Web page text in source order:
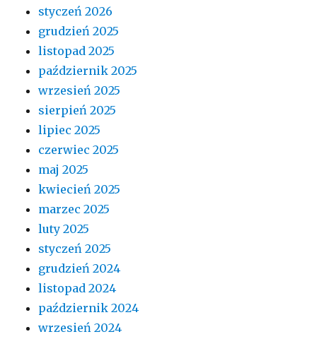
styczeń 2026
grudzień 2025
listopad 2025
październik 2025
wrzesień 2025
sierpień 2025
lipiec 2025
czerwiec 2025
maj 2025
kwiecień 2025
marzec 2025
luty 2025
styczeń 2025
grudzień 2024
listopad 2024
październik 2024
wrzesień 2024